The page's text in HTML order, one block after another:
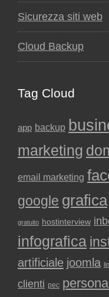
Sicurezza siti web
Cloud Backup
Tag Cloud
app backup
marketing
email marketing
google grafica
gratuito hostinterview
infografica
artificiale joomla
clienti pec